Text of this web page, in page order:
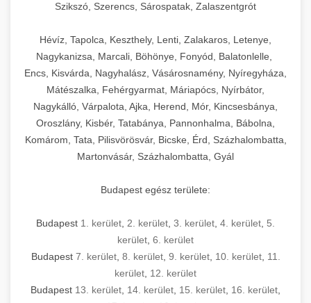
Szikszó, Szerencs, Sárospatak, Zalaszentgrót
Hévíz, Tapolca, Keszthely, Lenti, Zalakaros, Letenye,
Nagykanizsa, Marcali, Böhönye, Fonyód, Balatonlelle,
Encs, Kisvárda, Nagyhalász, Vásárosnamény, Nyíregyháza,
Mátészalka, Fehérgyarmat, Máriapócs, Nyírbátor,
Nagykálló, Várpalota, Ajka, Herend, Mór, Kincsesbánya,
Oroszlány, Kisbér, Tatabánya, Pannonhalma, Bábolna,
Komárom, Tata, Pilisvörösvár, Bicske, Érd, Százhalombatta,
Martonvásár, Százhalombatta, Gyál
Budapest egész területe:
Budapest 1. kerület 2. kerület 3. kerület 4. kerület 5.
kerület 6. kerület
Budapest 7. kerület, 8. kerület, 9. kerület, 10. kerület, 11.
kerület 12. kerület
Budapest 13. kerület 14. kerület 15. kerület 16. kerület